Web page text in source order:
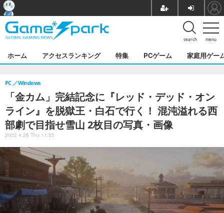
menu
search
ホーム アクセスランキング 特集 PCゲーム 家庭用ゲー
「金カム」完結記念に『レッド・デッド・オン
ライン』を脱獄王・白石で行く！ 混沌溢れる西
部劇で目指せ雪山 2枚目の写真・画像
PC Windows
2022.4.28 Thu 11:55